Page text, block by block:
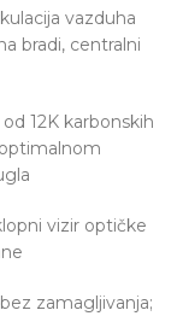
vazduha
bradi, centralni
12K karbonskih
vizir optičke
zamagljivanja;